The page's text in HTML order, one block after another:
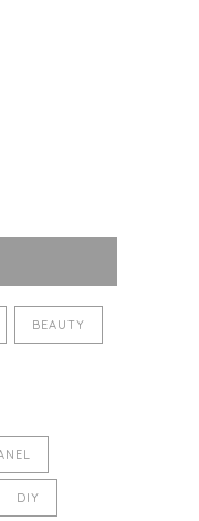
BEAUTY
DIY